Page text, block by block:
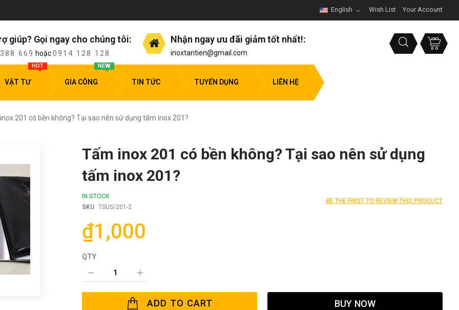
Wish List Your Account
English
giúp? Gọi ngay cho chúng tôi:
669 hoặc0914 128 128
Nhận ngay ưu đãi giảm tốt nhất!:
inoxtantien@gmail.com
VẬT TƯ
HOT
GIA CÔNG
NEW
TIN TỨC TUYỂN DỤNG LIÊN HỆ
201 có bền không? Tại sao nên sử dụng tấm inox 201?
Tấm inox 201 có bền không? Tại sao nên sử dụng
tấm inox 201?
IN STOCK
SKU TSUS/201-2
BE THE FIRST TO REVIEW THIS PRODUCT
₫1,000
QTY
ADD TO CART BUY NOW